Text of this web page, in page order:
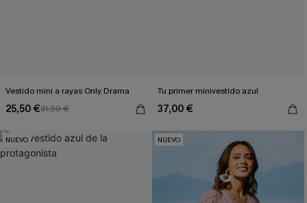
Vestido mini a rayas Only Drama
25,50 €31,90 €
Tu primer minivestido azul
37,00 €
NUEVO NUEVO